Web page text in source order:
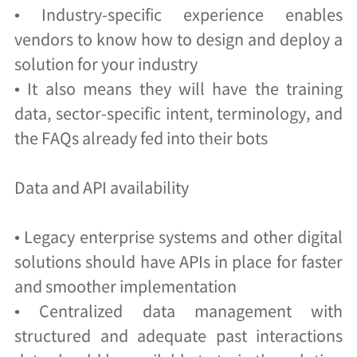
• Industry-specific experience enables
vendors to know how to design and deploy a
solution for your industry
• It also means they will have the training
data, sector-specific intent, terminology, and
the FAQs already fed into their bots
Data and API availability
• Legacy enterprise systems and other digital
solutions should have APIs in place for faster
and smoother implementation
• Centralized data management with
structured and adequate past interactions